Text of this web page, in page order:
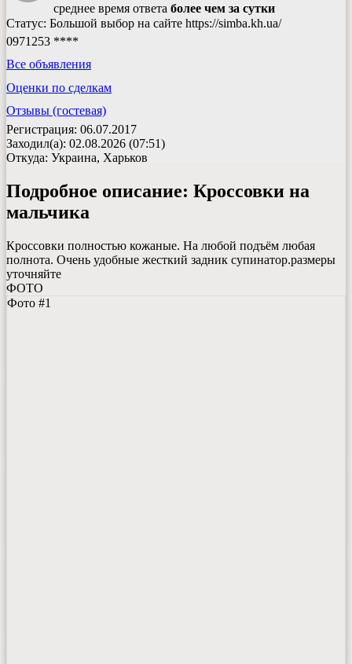
среднее время ответа более чем за сутки
Статус: Большой выбор на сайте https://simba.kh.ua/
0971253 ****
Все объявления
Оценки по сделкам
Отзывы (гостевая)
Регистрация: 06.07.2017
Заходил(а): 02.08.2026 (07:51)
Откуда: Украина, Харьков
Подробное описание: Кроссовки на
мальчика
Кроссовки полностью кожаные. На любой подъём любая
полнота. Очень удобные жесткий задник супинатор.размеры
уточняйте
ФОТО
Фото #1